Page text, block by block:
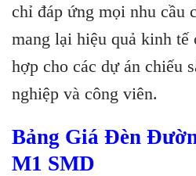
chỉ đáp ứng mọi nhu cầu
mang lại hiệu quả kinh tế
hợp cho các dự án chiếu
nghiệp và công viên.
Bảng Giá Đèn
M1 SMD